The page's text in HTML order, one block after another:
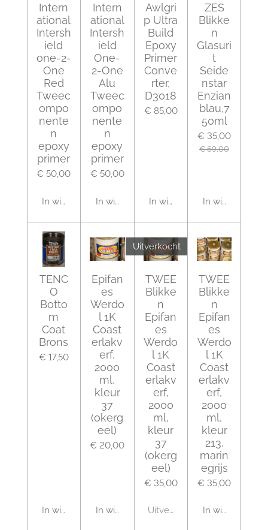
Intern
ational
Intersh
ield
one-2-
One
Red
Tweec
ompo
nente
n
epoxy
primer
€ 50,00
In winkelwagen
Intern
ational
Intersh
ield
One-
2-One
Alu
Tweec
ompo
nente
n
epoxy
primer
€ 50,00
In winkelwagen
Awlgri
p Ultra
Build
Epoxy
Primer
Conve
rter,
D3018
€ 85,00
In winkelwagen
ZES
Blikke
n
Glasuri
t
Seide
nstar
Enzian
blau,7
50ml
€ 35,00
€ 69,00
In winkelwagen
TENC
O
Botto
m
Coat
Brons
€ 17,50
In winkelwagen
Epifan
es
Werdo
l 1K
Coast
erlakv
erf,
2000
ml,
kleur
37
(okerg
eel)
€ 20,00
In winkelwagen
Uitverkocht
TWEE
Blikke
n
Epifan
es
Werdo
l 1K
Coast
erlakv
erf,
2000
ml,
kleur
37
(okerg
eel)
€ 35,00
Uitverkocht
TWEE
Blikke
n
Epifan
es
Werdo
l 1K
Coast
erlakv
erf,
2000
ml,
kleur
213,
marin
egrijs
€ 35,00
In winkelwagen